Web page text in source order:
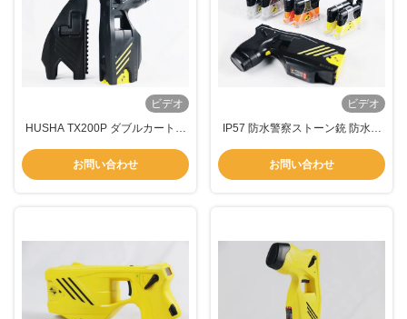
ビデオ
HUSHA TX200P ダブルカートリ
出力電圧
お問い合わせ
ビデオ
IP57 防水警察ストーン銃 防水警
お問い合わせ